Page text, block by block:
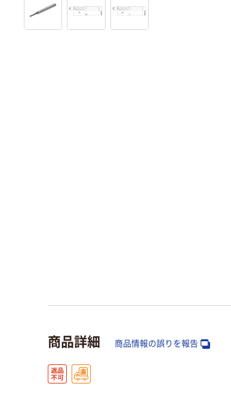
商品詳細 商品情報の誤りを報告